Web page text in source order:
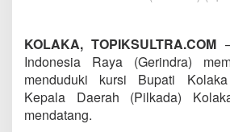
KOLAKA, TOPIKSULTRA.COM
Indonesia Raya (Gerindra)
menduduki kursi Bupati
Kepala Daerah (Pilkada)
mendatang.